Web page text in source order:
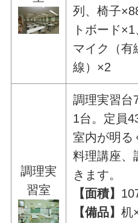
列、椅子
トボード×1
マイク（有
線）×2
調理実
習室
調理実習台
1台。定員
室内が明る
料理講座、
きます。
【面積】
【備品】机